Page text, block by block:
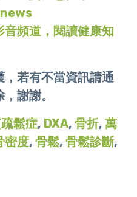
頻道，閱讀健康知
若有不當資訊請通
謝謝。
鬆症, DXA, 骨折, 萬
密度, 骨鬆, 骨鬆診斷,